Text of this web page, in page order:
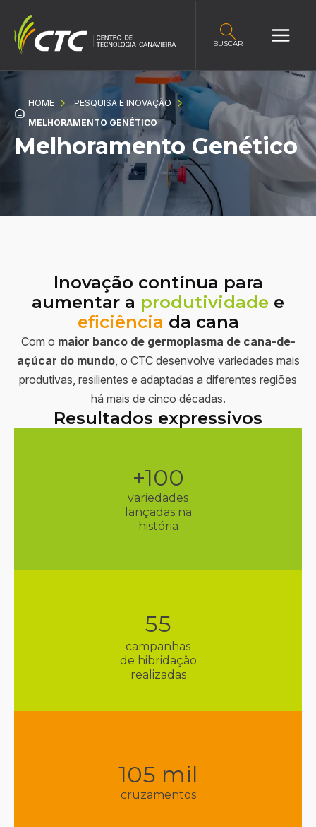
BUSCAR
HOME
PESQUISA E INOVAÇÃO
MELHORAMENTO GENÉTICO
Melhoramento Genético
Inovação contínua para
aumentar a produtividade e
eficiência da cana
Com o maior banco de germoplasma de cana-de-
açúcar do mundo, o CTC desenvolve variedades mais
produtivas, resilientes e adaptadas a diferentes regiões
há mais de cinco décadas.
Resultados expressivos
+100
variedades
lançadas na
história
55
campanhas
de hibridação
realizadas
105 mil
cruzamentos